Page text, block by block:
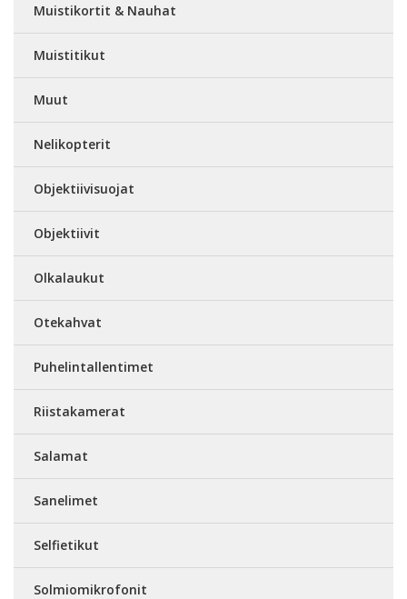
Muistikortit & Nauhat
Muistitikut
Muut
Nelikopterit
Objektiivisuojat
Objektiivit
Olkalaukut
Otekahvat
Puhelintallentimet
Riistakamerat
Salamat
Sanelimet
Selfietikut
Solmiomikrofonit